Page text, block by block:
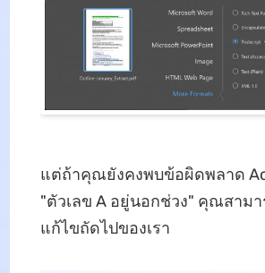
แต่ถ้าคุณยังคงพบข้อผิดพลาด
"ตัวเลข A อยู่นอกช่วง" คุณสามา
แก้ไขถัดไปของเรา